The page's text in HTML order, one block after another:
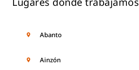
Abanto
Ainzón